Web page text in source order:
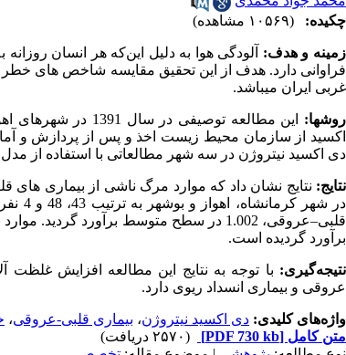
چکیده:
(۱۰۵۶۹ مشاهده)
زمینه و هدف:
فراوانی دارد. هدف از این تحقیق مقایسه شاخص ­های خطر
غربی ایران می­باشد.
روش­ها:
این مطالعه
اکسید از سازمان محیط زیست اخذ و پس از پردازش و
دی اکسید نیتروژن در سه شهر مطالعاتی با استفاده از
نتایج:
در
برآورد گردیده است.
نتیجه‌گیری: با توجه به نتایج این مطالعه افزایش غلظت
عروقی و بیماری انسداد ریوی دارد.
واژه‌های کلیدی: دی اکسید نیتروژن، بیماری قلبی-عروقی،
متن کامل [PDF 730 kb]
(۲۵۷۰ دریافت)